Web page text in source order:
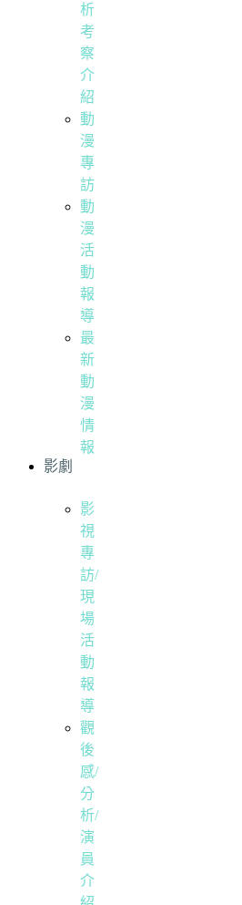
析
考
察
介
紹
動
漫
專
訪
動
漫
活
動
報
導
最
新
動
漫
情
報
影劇
影
視
專
訪/
現
場
活
動
報
導
觀
後
感/
分
析/
演
員
介